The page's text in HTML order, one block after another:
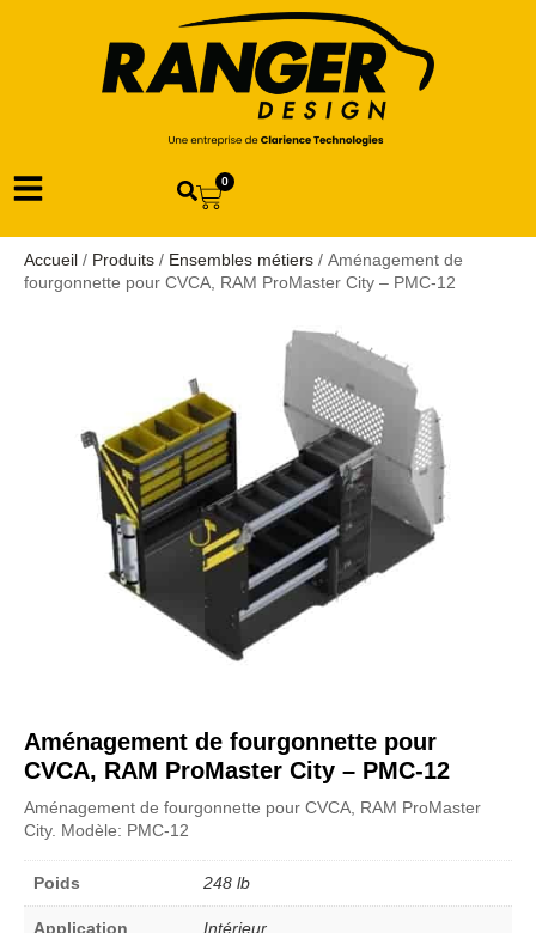
0
Accueil / Produits / Ensembles métiers / Aménagement de
fourgonnette pour CVCA, RAM ProMaster City – PMC-12
Aménagement de fourgonnette pour
CVCA, RAM ProMaster City – PMC-12
Aménagement de fourgonnette pour CVCA, RAM ProMaster
City. Modèle: PMC-12
Poids 248 lb
Application Intérieur